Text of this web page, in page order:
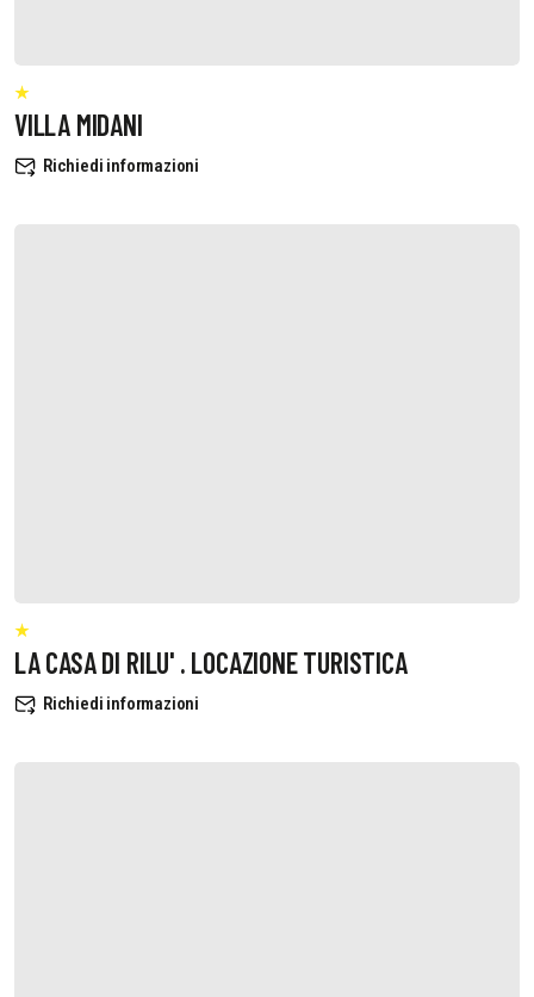
VILLA MIDANI
Richiedi informazioni
LA CASA DI RILU' . LOCAZIONE TURISTICA
Richiedi informazioni